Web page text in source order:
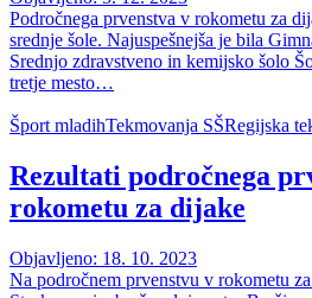
Področnega prvenstva v rokometu za
srednje šole. Najuspešnejša je bila
Srednjo zdravstveno in kemijsko šolo
tretje mesto…
Šport mladihTekmovanja SŠRegijska
Rezultati področnega
rokometu za dijake
Objavljeno: 18. 10. 2023
Na področnem prvenstvu v rokometu